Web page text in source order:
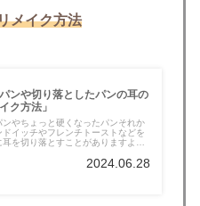
メイク方法
ンや切り落としたパンの耳の
ク方法」
ンやちょっと硬くなったパンそれか
ドイッチやフレンチトーストなどを
耳を切り落とすことがありますよ
2024.06.28